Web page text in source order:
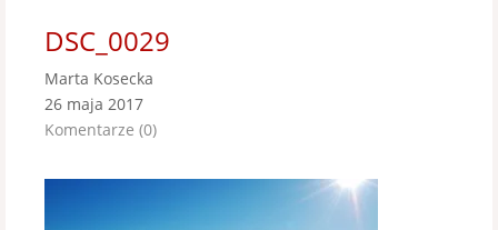
DSC_0029
Marta Kosecka
26 maja 2017
Komentarze (0)